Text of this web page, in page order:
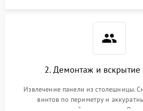
2. Демонтаж и вскрытие
Извлечение панели из столешницы.
винтов по периметру и